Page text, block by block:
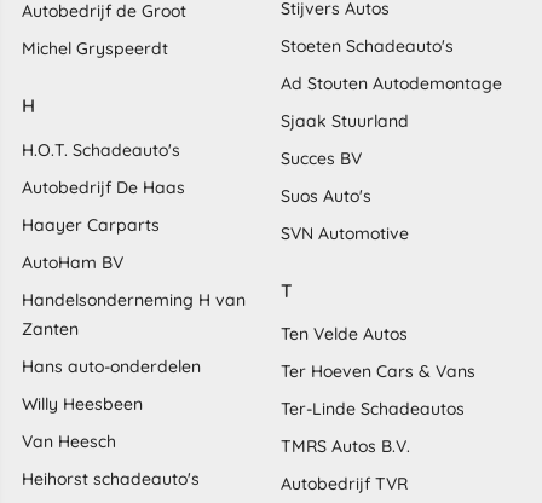
Autobedrijf de Groot
Michel Gryspeerdt
H
H.O.T. Schadeauto's
Autobedrijf De Haas
Haayer Carparts
AutoHam BV
Handelsonderneming H van
Zanten
Hans auto-onderdelen
Willy Heesbeen
Van Heesch
Heihorst schadeauto's
Stijvers Autos
Stoeten Schadeauto's
Ad Stouten Autodemontage
Sjaak Stuurland
Succes BV
Suos Auto's
SVN Automotive
T
Ten Velde Autos
Ter Hoeven Cars & Vans
Ter-Linde Schadeautos
TMRS Autos B.V.
Autobedrijf TVR